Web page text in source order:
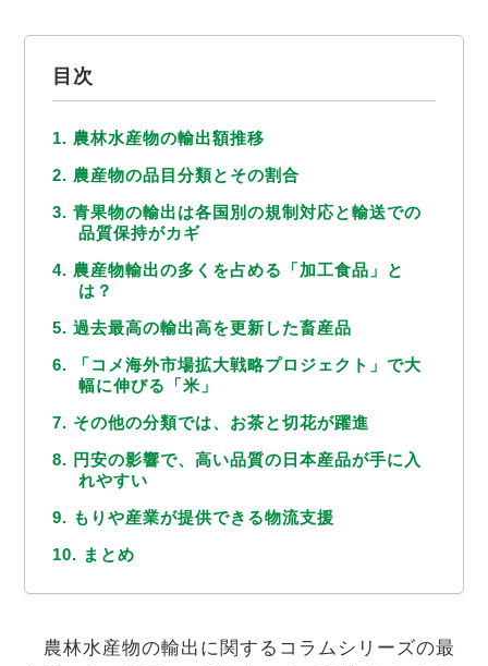
目次
1. 農林水産物の輸出額推移
2. 農産物の品目分類とその割合
3. 青果物の輸出は各国別の規制対応と輸送での
品質保持がカギ
4. 農産物輸出の多くを占める「加工食品」と
は？
5. 過去最高の輸出高を更新した畜産品
6. 「コメ海外市場拡大戦略プロジェクト」で大
幅に伸びる「米」
7. その他の分類では、お茶と切花が躍進
8. 円安の影響で、高い品質の日本産品が手に入
れやすい
9. もりや産業が提供できる物流支援
10. まとめ
農林水産物の輸出に関するコラムシリーズの最